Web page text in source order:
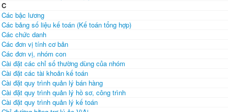
C
Các bậc lương
Các bảng số liệu kế toán (Kế toán tổng hợp)
Các chức danh
Các đơn vị tính cơ bản
Các đơn vị, nhóm con
Cài đặt các chỉ số thường dùng của nhóm
Cài đặt các tài khoản kế toán
Cài đặt quy trình quản lý bán hàng
Cài đặt quy trình quản lý hồ sơ, công trình
Cài đặt quy trình quản lý kế toán